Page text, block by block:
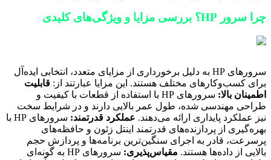
چرا سرور HP؟ بررسی مزایا و ویژگی‌های کلیدی
سرورهای HP به دلیل برخورداری از مزایای متعدد، انتخابی ایده‌آل
برای کسب‌وکارهای مختلف هستند. این مزایا عبارتند از: قابلیت
اطمینان بالا:
سرورهای HP با استفاده از قطعات با کیفیت و
طراحی مهندسی شده، طول عمر بالایی دارند و در شرایط سخت
نیز عملکرد پایداری ارائه می‌دهند. عملکرد قدرتمند:
سرورهای HP با
بهره‌گیری از پردازنده‌های قدرتمند اینتل زئون و حافظه‌های
پرسرعت، قادر به اجرای سنگین‌ترین برنامه‌ها و پردازش حجم
بالایی از داده‌ها هستند. مقیاس‌پذیری:
سرورهای HP به گونه‌ای